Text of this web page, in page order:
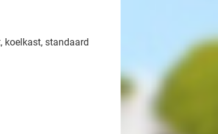
koelkast, standaard